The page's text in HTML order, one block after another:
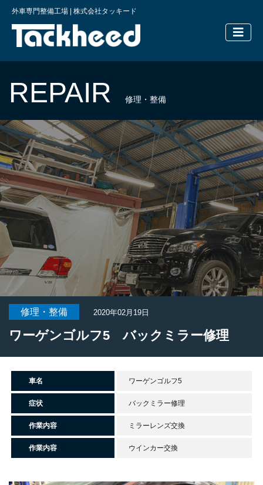
外車専門整備工場 | 株式会社タッキード
横浜の外
REPAIR 修理・整備
修理・整備 2020年02月19日
ワーゲンゴルフ5 バックミラー修理
車名 ワーゲンゴルフ5
症状 バックミラー修理
作業内容 ミラーレンズ交換
作業内容 ウインカー交換